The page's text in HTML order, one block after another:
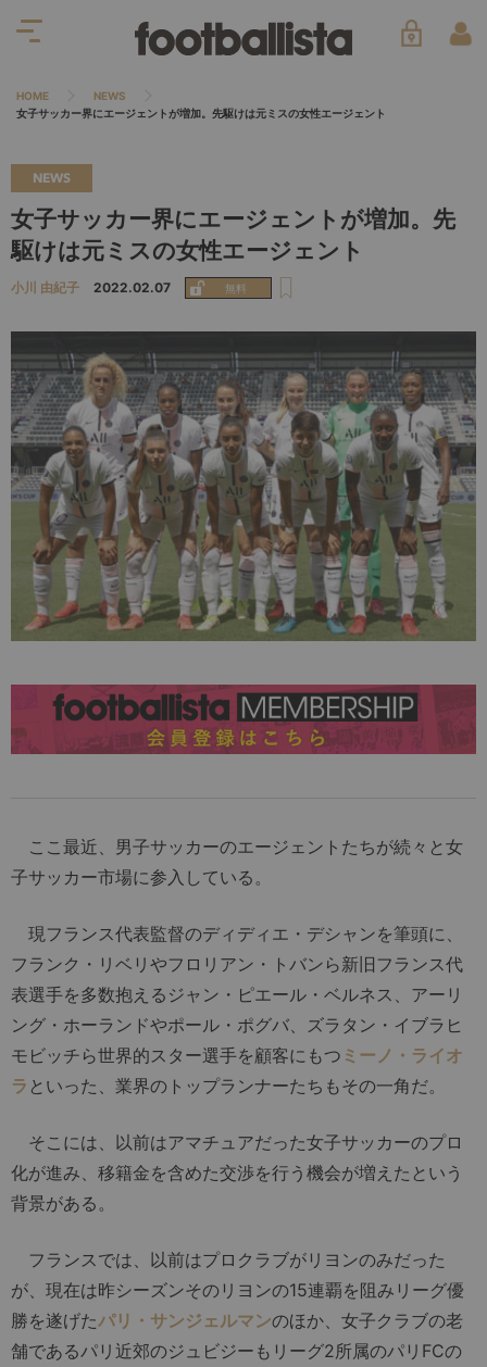
HOME
NEWS
女子サッカー界にエージェントが増加。先駆けは元ミスの女性エージェント
NEWS
女子サッカー界にエージェントが増加。先
駆けは元ミスの女性エージェント
小川 由紀子 2022.02.07
ここ最近、男子サッカーのエージェントたちが続々と女
子サッカー市場に参入している。
現フランス代表監督のディディエ・デシャンを筆頭に、
フランク・リベリやフロリアン・トバンら新旧フランス代
表選手を多数抱えるジャン・ピエール・ベルネス、アーリ
ング・ホーランドやポール・ポグバ、ズラタン・イブラヒ
モビッチら世界的スター選手を顧客にもつ ミーノ・ライオ
ラ といった、業界のトップランナーたちもその一角だ。
そこには、以前はアマチュアだった女子サッカーのプロ
化が進み、移籍金を含めた交渉を行う機会が増えたという
背景がある。
フランスでは、以前はプロクラブがリヨンのみだった
が、現在は昨シーズンそのリヨンの15連覇を阻みリーグ優
勝を遂げたパリ・サンジェルマンのほか、女子クラブの老
舗であるパリ近郊のジュビジーもリーグ2所属のパリFCの